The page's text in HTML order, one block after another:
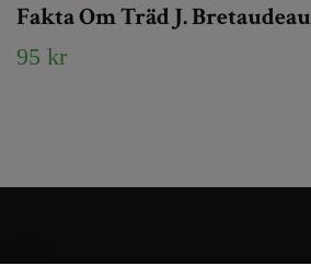
Fakta Om Träd J. Bretaudeau
95 kr